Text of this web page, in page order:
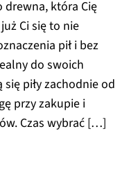
drewna, która Cię
Ci się to nie
pił i bez
do swoich
piły zachodnie od
przy zakupie i
Czas wybrać […]